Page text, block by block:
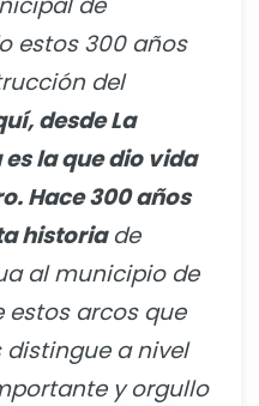
estos 300 años
del
desde La
la que dio vida
Hace 300 años
historiade
al municipio de
estos arcos que
a nivel
y orgullo